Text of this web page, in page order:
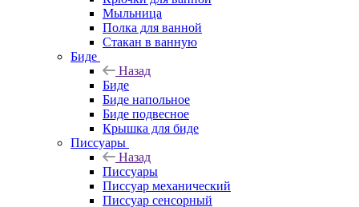
Мыльница
Полка для ванной
Стакан в ванную
Биде
Назад
Биде
Биде напольное
Биде подвесное
Крышка для биде
Писсуары
Назад
Писсуары
Писсуар механический
Писсуар сенсорный